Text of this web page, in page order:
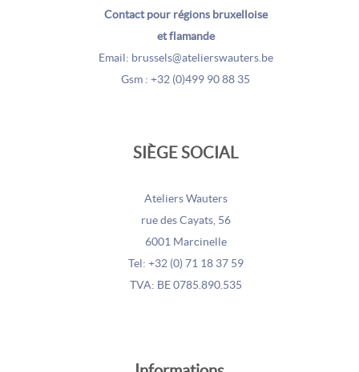
Contact pour régions bruxelloise
et flamande
Email: brussels@atelierswauters.be
Gsm : +32 (0)499 90 88 35
SIÈGE SOCIAL
Ateliers Wauters
rue des Cayats, 56
6001 Marcinelle
Tel: +32 (0) 71 18 37 59
TVA: BE 0785.890.535